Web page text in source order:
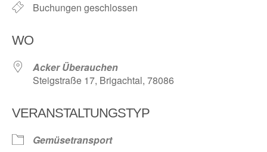
Buchungen geschlossen
WO
Acker Überauchen
Steigstraße 17, Brigachtal, 78086
VERANSTALTUNGSTYP
Gemüsetransport